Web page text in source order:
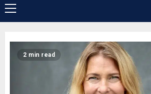
Primary
Menu
Page2 min read